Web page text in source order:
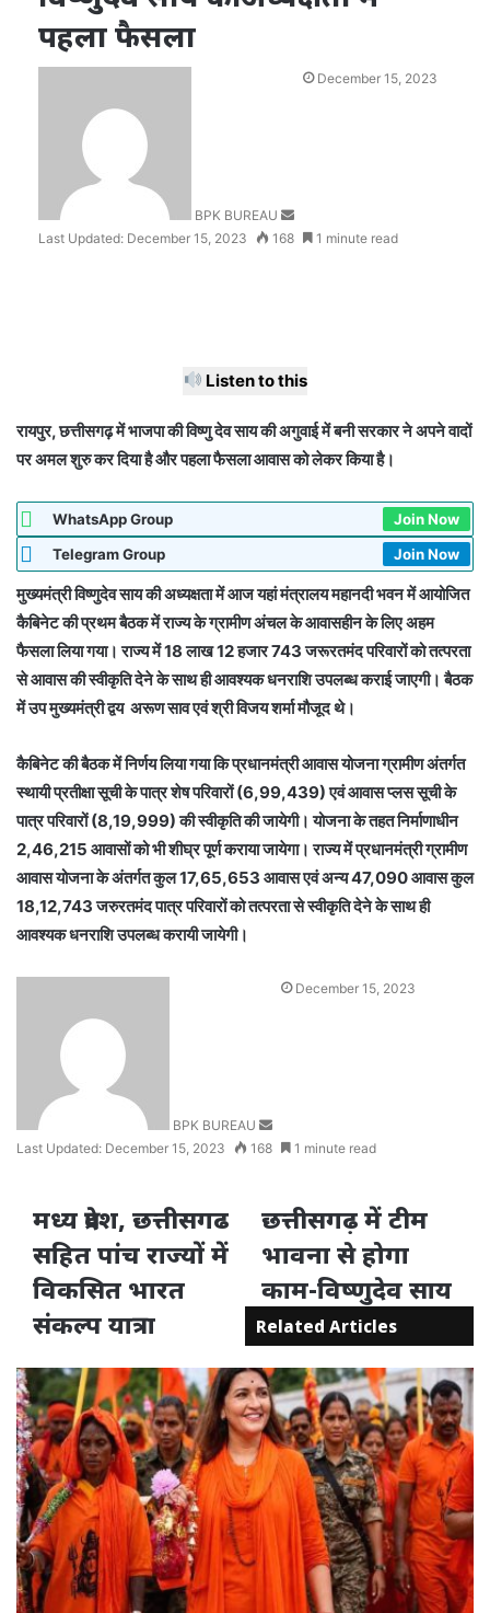
पहला फैसला
BPK BUREAU
SendDecember 15, 2023
Last Updated: December 15, 2023 168 1 minute read
Listen to this
रायपुर, छत्तीसगढ़ में भाजपा की विष्णु देव साय की अगुवाई में बनी सरकार ने अपने वादों
पर अमल शुरु कर दिया है और पहला फैसला आवास को लेकर किया है।
WhatsApp Group
Join Now
Telegram Group
Join Now
मुख्यमंत्री विष्णुदेव साय की अध्यक्षता में आज यहां मंत्रालय महानदी भवन में आयोजित
कैबिनेट की प्रथम बैठक में राज्य के ग्रामीण अंचल के आवासहीन के लिए अहम
फैसला लिया गया। राज्य में 18 लाख 12 हजार 743 जरूरतमंद परिवारों को तत्परता
से आवास की स्वीकृति देने के साथ ही आवश्यक धनराशि उपलब्ध कराई जाएगी। बैठक
में उप मुख्यमंत्री द्वय अरूण साव एवं श्री विजय शर्मा मौजूद थे।
कैबिनेट की बैठक में निर्णय लिया गया कि प्रधानमंत्री आवास योजना ग्रामीण अंतर्गत
स्थायी प्रतीक्षा सूची के पात्र शेष परिवारों (6,99,439) एवं आवास प्लस सूची के
पात्र परिवारों (8,19,999) की स्वीकृति की जायेगी। योजना के तहत निर्माणाधीन
2,46,215 आवासों को भी शीघ्र पूर्ण कराया जायेगा। राज्य में प्रधानमंत्री ग्रामीण
आवास योजना के अंतर्गत कुल 17,65,653 आवास एवं अन्य 47,090 आवास कुल
18,12,743 जरुरतमंद पात्र परिवारों को तत्परता से स्वीकृति देने के साथ ही
आवश्यक धनराशि उपलब्ध करायी जायेगी।
BPK BUREAU
SendDecember 15, 2023
Last Updated: December 15, 2023 168 1 minute read
मध्य प्रदेश, छत्तीसगढ
सहित पांच राज्यों में
विकसित भारत
संकल्प यात्रा
छत्तीसगढ़ में टीम
भावना से होगा
काम-विष्णुदेव साय
Related Articles